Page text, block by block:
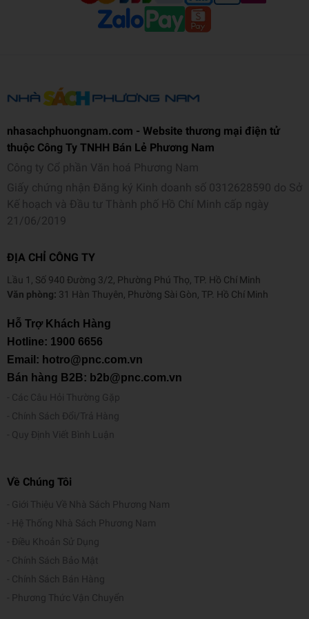
nhasachphuongnam.com - Website thương mại điện tử
thuộc Công Ty TNHH Bán Lẻ Phương Nam
Công ty Cổ phần Văn hoá Phương Nam
Giấy chứng nhận Đăng ký Kinh doanh số 0312628590 do Sở
Kế hoạch và Đầu tư Thành phố Hồ Chí Minh cấp ngày
21/06/2019
ĐỊA CHỈ CÔNG TY
Lầu 1, Số 940 Đường 3/2, Phường Phú Thọ, TP. Hồ Chí Minh
Văn phòng: 31 Hàn Thuyên, Phường Sài Gòn, TP. Hồ Chí Minh
Hỗ Trợ Khách Hàng
Hotline: 1900 6656
Email: hotro@pnc.com.vn
Bán hàng B2B: b2b@pnc.com.vn
Các Câu Hỏi Thường Gặp
Chính Sách Đổi/Trả Hàng
Quy Định Viết Bình Luận
Về Chúng Tôi
Giới Thiệu Về Nhà Sách Phương Nam
Hệ Thống Nhà Sách Phương Nam
Điều Khoản Sử Dụng
Chính Sách Bảo Mật
Chính Sách Bán Hàng
Phương Thức Vận Chuyển